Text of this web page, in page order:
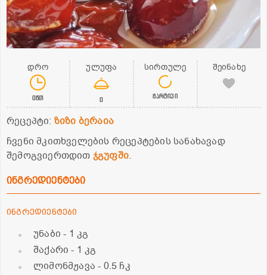
დრო
0წთ
ულუფა
0
სირთულე
მარტივი
შეინახე
რეცეპტი: ზიზი ბერაია
ჩვენი მკითხველების რეცეპტების სანახავად
შემოგვიერთდით ჯგუფში.
ინგრედიენტები
ინგრედიენტები
უნაბი- 1 კგ
შაქარი- 1 კგ
ლიმონმჟავა- 0.5 ჩკ